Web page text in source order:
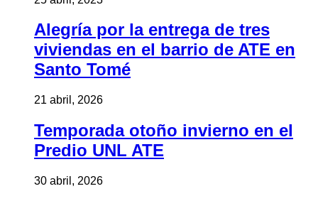
Alegría por la entrega de tres
viviendas en el barrio de ATE en
Santo Tomé
21 abril, 2026
Temporada otoño invierno en el
Predio UNL ATE
30 abril, 2026